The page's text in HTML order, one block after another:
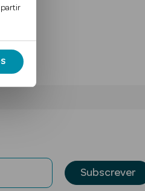
partir
Subscrever